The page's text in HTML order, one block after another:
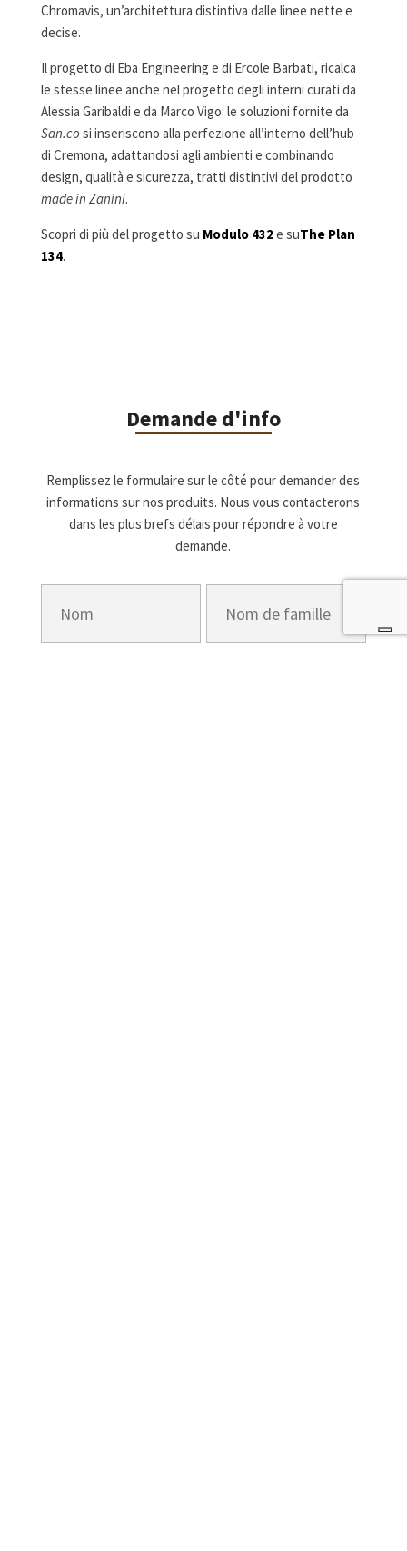
Chromavis, un’architettura distintiva dalle linee nette e
decise.
Il progetto di Eba Engineering e di Ercole Barbati, ricalca
le stesse linee anche nel progetto degli interni curati da
Alessia Garibaldi e da Marco Vigo: le soluzioni fornite da
San.co si inseriscono alla perfezione all’interno dell’hub
di Cremona, adattandosi agli ambienti e combinando
design, qualità e sicurezza, tratti distintivi del prodotto
made in Zanini.
Scopri di più del progetto su Modulo 432e suThe Plan
134.
Demande d'info
Remplissez le formulaire sur le côté pour demander des
informations sur nos produits. Nous vous contacterons
dans les plus brefs délais pour répondre à votre
demande.